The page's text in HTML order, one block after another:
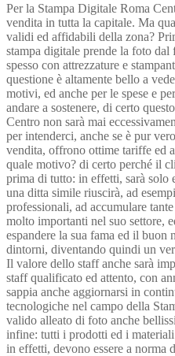
Per la Stampa Digitale Roma
vendita in tutta la capitale. Ma
validi ed affidabili della zona?
stampa digitale prende la foto dal
spesso con attrezzature e
questione è altamente bello a
motivi, ed anche per le spese e
andare a sostenere, di certo
Centro non sarà mai
per intenderci, anche se è pur
vendita, offrono ottime tariffe ed
quale motivo? di certo perché il
prima di tutto: in effetti, sarà solo
una ditta simile riuscirà, ad
professionali, ad accumulare
molto importanti nel suo settore,
espandere la sua fama ed il buon
dintorni, diventando quindi un
Il valore dello staff anche sarà
staff qualificato ed attento, con
sappia anche aggiornarsi in
tecnologiche nel campo della
valido alleato di foto anche
infine: tutti i prodotti ed i
in effetti, devono essere a norma